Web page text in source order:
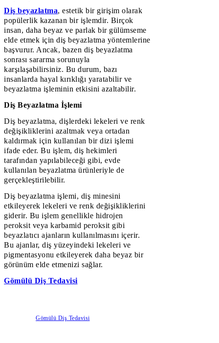
Diş beyazlatma, estetik bir girişim olarak
popülerlik kazanan bir işlemdir. Birçok
insan, daha beyaz ve parlak bir gülümseme
elde etmek için diş beyazlatma yöntemlerine
başvurur. Ancak, bazen diş beyazlatma
sonrası sararma sorunuyla
karşılaşabilirsiniz. Bu durum, bazı
insanlarda hayal kırıklığı yaratabilir ve
beyazlatma işleminin etkisini azaltabilir.
Diş Beyazlatma İşlemi
Diş beyazlatma, dişlerdeki lekeleri ve renk
değişikliklerini azaltmak veya ortadan
kaldırmak için kullanılan bir dizi işlemi
ifade eder. Bu işlem, diş hekimleri
tarafından yapılabileceği gibi, evde
kullanılan beyazlatma ürünleriyle de
gerçekleştirilebilir.
Diş beyazlatma işlemi, diş minesini
etkileyerek lekeleri ve renk değişikliklerini
giderir. Bu işlem genellikle hidrojen
peroksit veya karbamid peroksit gibi
beyazlatıcı ajanların kullanılmasını içerir.
Bu ajanlar, diş yüzeyindeki lekeleri ve
pigmentasyonu etkileyerek daha beyaz bir
görünüm elde etmenizi sağlar.
Gömülü Diş Tedavisi
Gömülü Diş Tedavisi